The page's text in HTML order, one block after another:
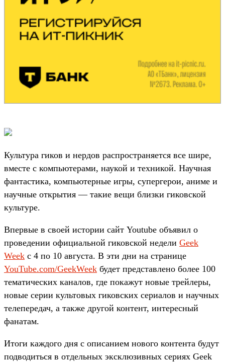
Культура гиков и нердов распространяется все шире,
вместе с компьютерами, наукой и техникой. Научная
фантастика, компьютерные игры, супергерои, аниме и
научные открытия — такие вещи близки гиковской
культуре.
Впервые в своей истории сайт Youtube объявил о
проведении официальной гиковской недели Geek
Week с 4 по 10 августа. В эти дни на странице
YouTube.com/GeekWeek будет представлено более 100
тематических каналов, где покажут новые трейлеры,
новые серии культовых гиковских сериалов и научных
телепередач, а также другой контент, интересный
фанатам.
Итоги каждого дня с описанием нового контента будут
подводиться в отдельных эксклюзивных сериях Geek